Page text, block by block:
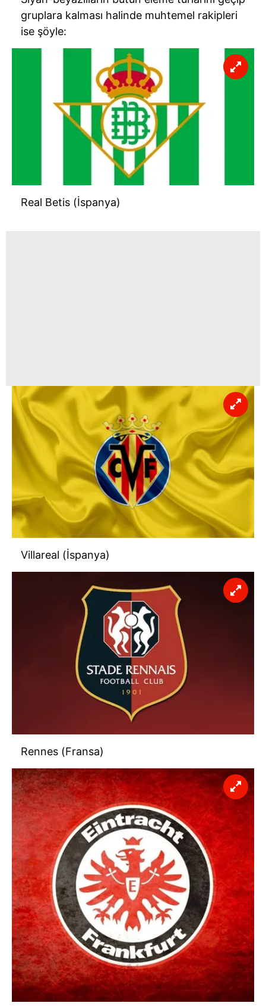
gruplara kalması halinde muhtemel rakipleri
ise şöyle:
Real Betis (İspanya)
Villareal (İspanya)
Rennes (Fransa)